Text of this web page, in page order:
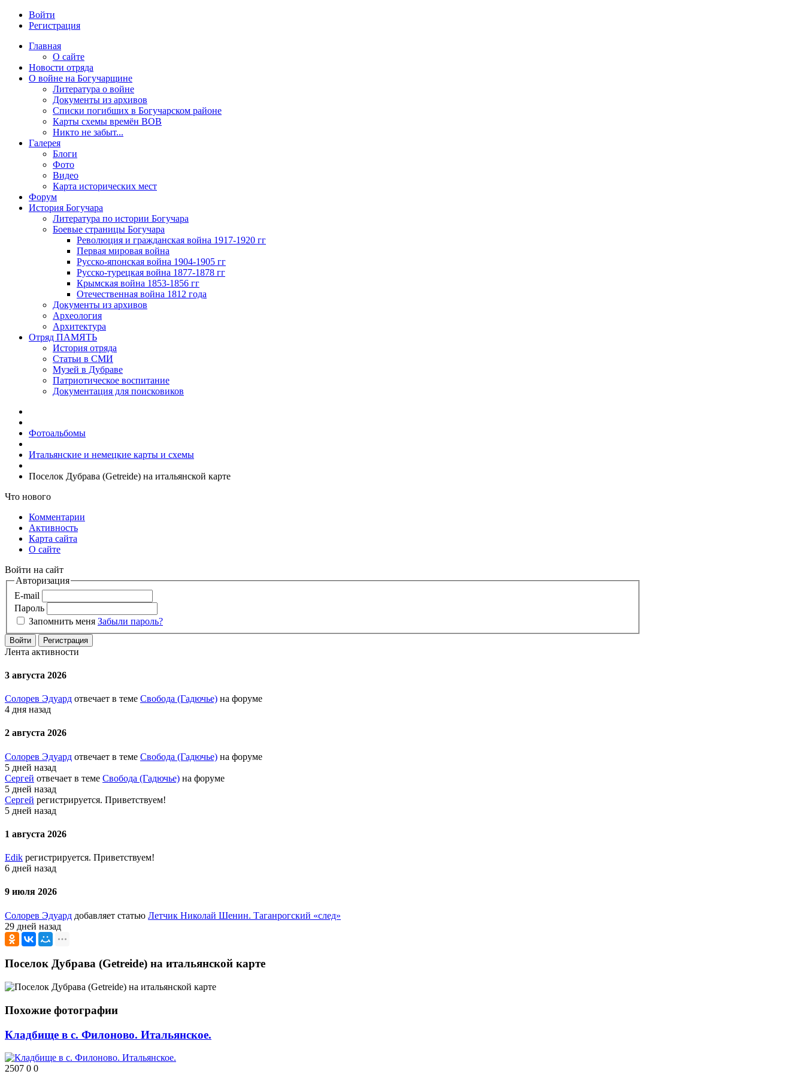
Войти
Регистрация
Главная
О сайте
Новости отряда
О войне на Богучарщине
Литература о войне
Документы из архивов
Списки погибших в Богучарском районе
Карты схемы времён ВОВ
Никто не забыт...
Галерея
Блоги
Фото
Видео
Карта исторических мест
Форум
История Богучара
Литература по истории Богучара
Боевые страницы Богучара
Революция и гражданская война 1917-1920 гг
Первая мировая война
Русско-японская война 1904-1905 гг
Русско-турецкая война 1877-1878 гг
Крымская война 1853-1856 гг
Отечественная война 1812 года
Документы из архивов
Археология
Архитектура
Отряд ПАМЯТЬ
История отряда
Статьи в СМИ
Музей в Дубраве
Патриотическое воспитание
Документация для поисковиков
Фотоальбомы
Итальянские и немецкие карты и схемы
Поселок Дубрава (Getreide) на итальянской карте
Что нового
Комментарии
Активность
Карта сайта
О сайте
Войти на сайт
Авторизация
E-mail
Пароль
Запомнить меня Забыли пароль?
Войти Регистрация
Лента активности
3 августа 2026
Солорев Эдуард отвечает в теме Свобода (Гадючье) на форуме
4 дня назад
2 августа 2026
Солорев Эдуард отвечает в теме Свобода (Гадючье) на форуме
5 дней назад
Сергей отвечает в теме Свобода (Гадючье) на форуме
5 дней назад
Сергей регистрируется. Приветствуем!
5 дней назад
1 августа 2026
Edik регистрируется. Приветствуем!
6 дней назад
9 июля 2026
Солорев Эдуард добавляет статью Летчик Николай Шенин. Таганрогский «след»
29 дней назад
Поселок Дубрава (Getreide) на итальянской карте
Похожие фотографии
Кладбище в с. Филоново. Итальянское.
2507 0 0